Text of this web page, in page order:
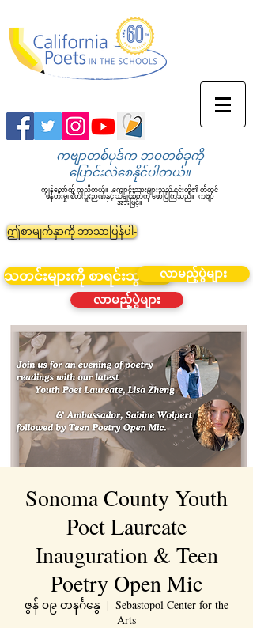
ကဗျာတစ်ပုဒ်က ဘဝတစ်ခုကို
ပြောင်းလဲစေနိုင်ပါတယ်။
ကျွန်တော်တို့ ကူညီတယ်။ ကျောင်းသားများသည် ၎င်းတို့၏ တီထွင်
ဖန်တီးမှု၊ စိတ်ကူးဉာဏ်နှင့် သိချင်စိတ်ကို ဖော်ပြကြသည်။ ကဗျာ
အားဖြင့်။
ဤစာမျက်နှာကို ဘာသာပြန်ပါ-
သတင်းများကို စာရင်းသွင်းပါ။လာမည့်ပွဲများ
လာမည့်ပွဲများ
Sonoma County Youth
Poet Laureate
Inauguration & Teen
Poetry Open Mic
ဇွန် ၀၉ တနင်္ဂနွေ
  |
Sebastopol Center for the
Arts